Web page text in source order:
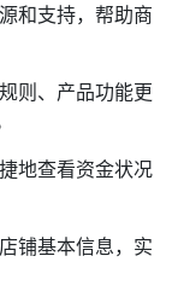
和支持，帮助商
则、产品功能更
地查看资金状况
铺基本信息，实